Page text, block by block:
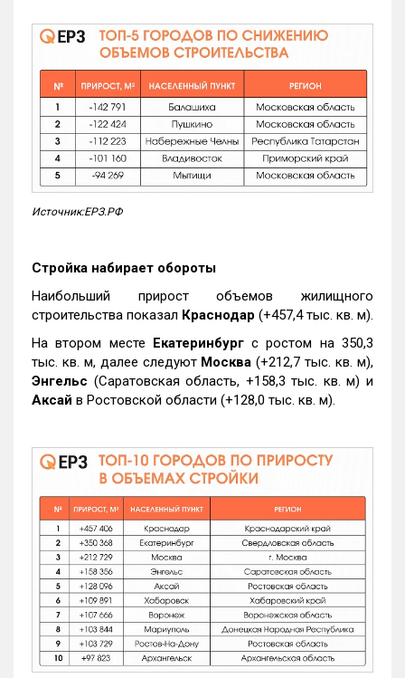
Источник:ЕРЗ.РФ
Стройка набирает обороты
Наибольший прирост объемов жилищного
строительства показал Краснодар (+457,4 тыс. кв. м).
На втором месте
Екатеринбургс ростом на 350,3
тыс. кв. м, далее следуют Москва (+212,7 тыс. кв. м),
Энгельс (Саратовская область, +158,3 тыс. кв. м) и
Аксай в Ростовской области (+128,0 тыс. кв. м).